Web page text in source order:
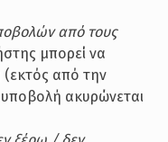
από τους
μπορεί να
(εκτός από την
ακυρώνεται